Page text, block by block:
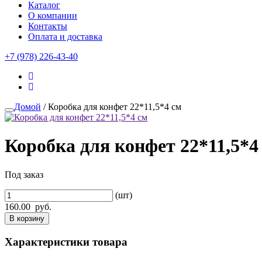
Каталог
О компании
Контакты
Оплата и доставка
+7 (978) 226-43-40
Домой / Коробка для конфет 22*11,5*4 см
Коробка для конфет
Под заказ
(шт)
160.00 руб.
В корзину
Характеристики товара